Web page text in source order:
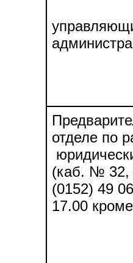
отделе по
(каб. №
(0152) 49
17.00